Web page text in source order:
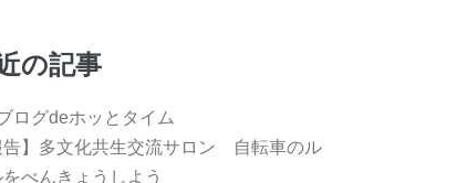
の記事
ログdeホッとタイム
告】多文化共生交流サロン 自転車のル
べんきょうしよう